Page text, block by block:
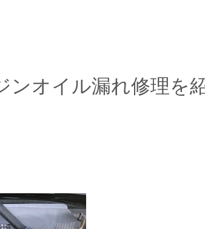
ンオイル漏れ修理を